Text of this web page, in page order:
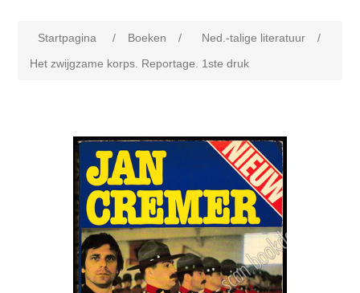
Startpagina / Boeken / Ned.-talige literatuur
/
Het zwijgzame korps. Reportage. 1ste druk